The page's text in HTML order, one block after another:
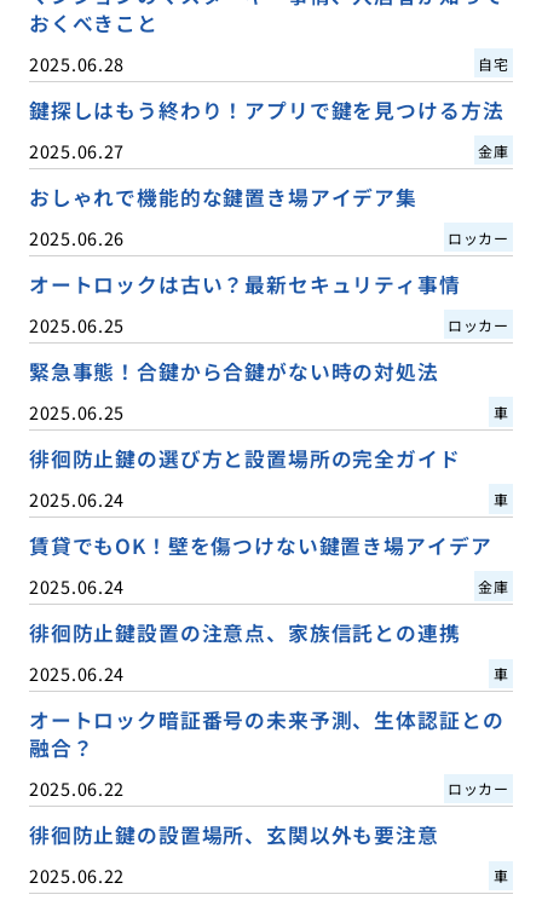
おくべきこと
2025.06.28 自宅
鍵探しはもう終わり！アプリで鍵を見つける方法
2025.06.27 金庫
おしゃれで機能的な鍵置き場アイデア集
2025.06.26 ロッカー
オートロックは古い？最新セキュリティ事情
2025.06.25 ロッカー
緊急事態！合鍵から合鍵がない時の対処法
2025.06.25 車
徘徊防止鍵の選び方と設置場所の完全ガイド
2025.06.24 車
賃貸でもOK！壁を傷つけない鍵置き場アイデア
2025.06.24 金庫
徘徊防止鍵設置の注意点、家族信託との連携
2025.06.24 車
オートロック暗証番号の未来予測、生体認証との
融合？
2025.06.22 ロッカー
徘徊防止鍵の設置場所、玄関以外も要注意
2025.06.22 車